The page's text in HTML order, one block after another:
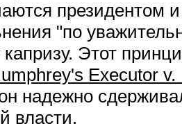
президентом
"по
Этот
Executor
надежно
власти.